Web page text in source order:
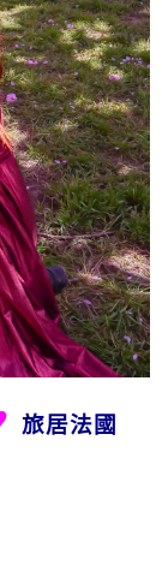
旅居法國